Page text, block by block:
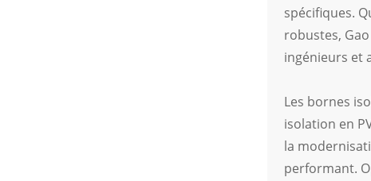
spécifiques.
robustes,
ingénieurs et
Les bornes
isolation en
la
performant.